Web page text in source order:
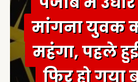
मांगना युवक
महंगा, पहले
फिर हो गया